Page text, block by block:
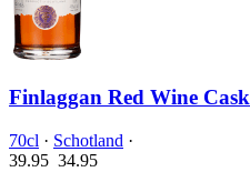
Finlaggan Red Wine Cask
70cl · Schotland ·
39.95 34.95